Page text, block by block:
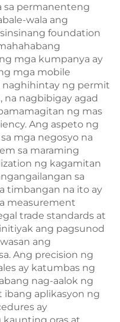
sa permanenteng
wala ang
foundation
mga kumpanya ay
mga mobile
ng permit
nagbibigay agad
ng mas
Ang aspeto ng
mga negosyo na
sa maraming
ng kagamitan
sa
timbangan na ito ay
measurement
trade standards at
ang pagsunod
ang
Ang precision ng
ay katumbas ng
nag-aalok ng
ibang aplikasyon ng
ay